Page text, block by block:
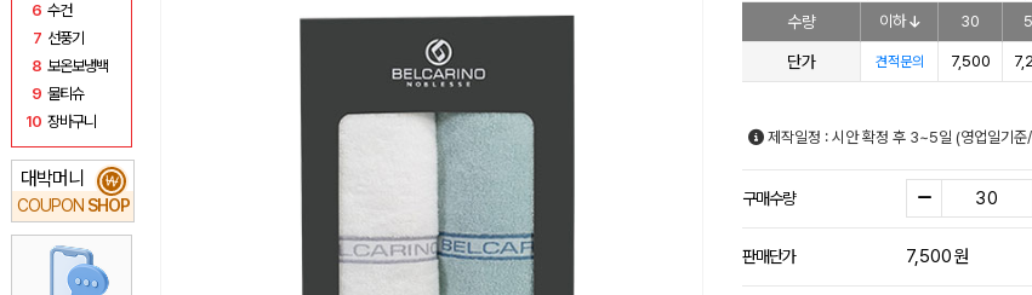
6 수건
7 선풍기
8 보온보냉백
9 물티슈
10 장바구니
대박머니
COUPON SHOP
₩
수량 이하 30
단가 견적문의 7,500
제작일정 : 시안 확정 후 3~5일 (영업일기준
구매수량
판매단가 7,500원